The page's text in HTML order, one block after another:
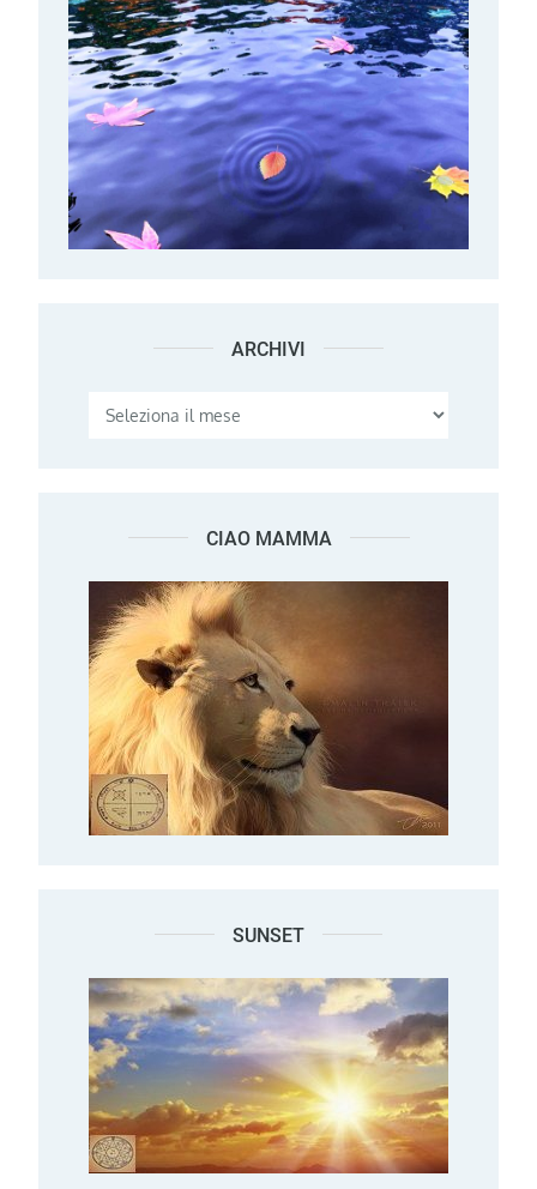
ARCHIVI Archivi
CIAO MAMMA
SUNSET